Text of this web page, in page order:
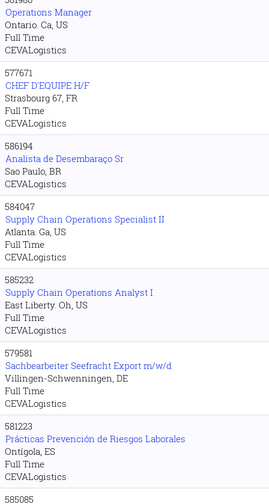
Operations Manager
Ontario. Ca, US
Full Time
CEVALogistics
577671
CHEF D'EQUIPE H/F
Strasbourg 67, FR
Full Time
CEVALogistics
586194
Analista de Desembaraço Sr
Sao Paulo, BR
CEVALogistics
584047
Supply Chain Operations Specialist II
Atlanta. Ga, US
Full Time
CEVALogistics
585232
Supply Chain Operations Analyst I
East Liberty. Oh, US
Full Time
CEVALogistics
579581
Sachbearbeiter Seefracht Export m/w/d
Villingen-Schwenningen, DE
Full Time
CEVALogistics
581223
Prácticas Prevención de Riesgos Laborales
Ontígola, ES
Full Time
CEVALogistics
585085